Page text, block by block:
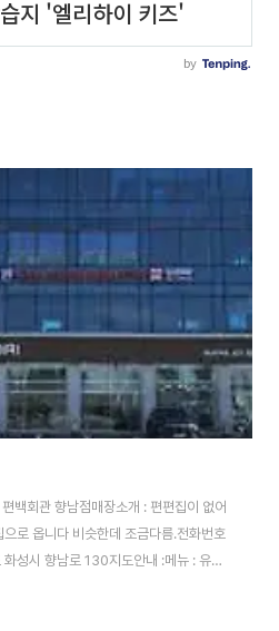
백회관 향남점매장소개 : 편편집이 없어
로 옵니다 비슷한데 조금다름.전화번호
시 향남로 130지도안내 :메뉴 : 유아
학생): 12,900원무한리필set(평일런